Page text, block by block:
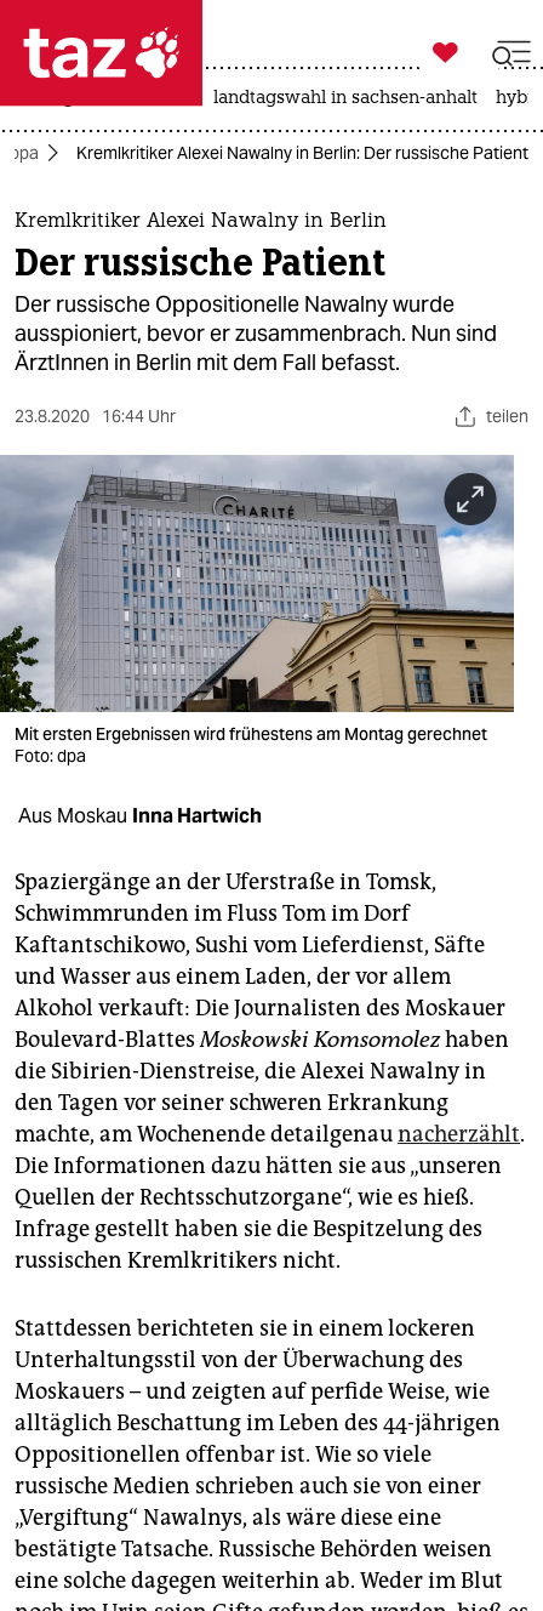
 taz zahl ich
taz zahl ich
themen
politik
öko
berlin
nord
wahrheit
verlag
verlag
veranstaltungen
fragen & hilfe
unterstützen
abo
genossenschaft
epaper login

taz zahl ich
landtagswahl in sachsen-anhalt
Kremlkritiker Alexei Nawalny in Berlin: Der russische Patient
Kremlkritiker Alexei Nawalny in Berlin
Der russische Patient
Der russische Oppositionelle Nawalny wurde
ausspioniert, bevor er zusammenbrach. Nun sind
ÄrztInnen in Berlin mit dem Fall befasst.
23.8.2020 16:44 Uhr teilen
Mit ersten Ergebnissen wird frühestens am Montag gerechnet
Foto: dpa
Aus Moskau Inna Hartwich
Spaziergänge an der Uferstraße in Tomsk,
Schwimmrunden im Fluss Tom im Dorf
Kaftantschikowo, Sushi vom Lieferdienst, Säfte
und Wasser aus einem Laden, der vor allem
Alkohol verkauft: Die Journalisten des Moskauer
Boulevard-BlattesMoskowski Komsomolezhaben
die Sibirien-Dienstreise, die Alexei Nawalny in
den Tagen vor seiner schweren Erkrankung
machte, am Wochenende detailgenaunacherzählt.
Die Informationen dazu hätten sie aus „unseren
Quellen der Rechtsschutzorgane“, wie es hieß.
Infrage gestellt haben sie die Bespitzelung des
russischen Kremlkritikers nicht.
Stattdessen berichteten sie in einem lockeren
Unterhaltungsstil von der Überwachung des
Moskauers – und zeigten auf perfide Weise, wie
alltäglich Beschattung im Leben des 44-jährigen
Oppositionellen offenbar ist. Wie so viele
russische Medien schrieben auch sie von einer
„Vergiftung“ Nawalnys, als wäre diese eine
bestätigte Tatsache. Russische Behörden weisen
eine solche dagegen weiterhin ab. Weder im Blut